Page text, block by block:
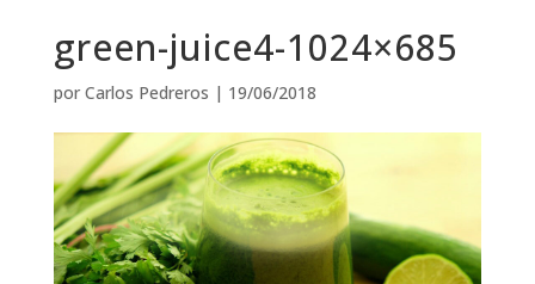
green-juice4-1024×685
por Carlos Pedreros | 19/06/2018